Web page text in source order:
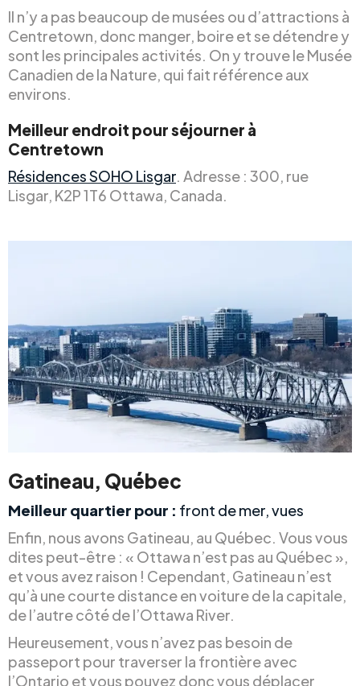
Il n’y a pas beaucoup de musées ou d’attractions à
Centretown, donc manger, boire et se détendre y
sont les principales activités. On y trouve le Musée
Canadien de la Nature, qui fait référence aux
environs.
Meilleur endroit pour séjourner à
Centretown
Résidences SOHO Lisgar. Adresse : 300, rue
Lisgar, K2P 1T6 Ottawa, Canada.
Gatineau, Québec
Meilleur quartier pour : front de mer, vues
Enfin, nous avons Gatineau, au Québec. Vous vous
dites peut-être : « Ottawa n’est pas au Québec »,
et vous avez raison ! Cependant, Gatineau n’est
qu’à une courte distance en voiture de la capitale,
de l’autre côté de l’Ottawa River.
Heureusement, vous n’avez pas besoin de
passeport pour traverser la frontière avec
l’Ontario et vous pouvez donc vous déplacer